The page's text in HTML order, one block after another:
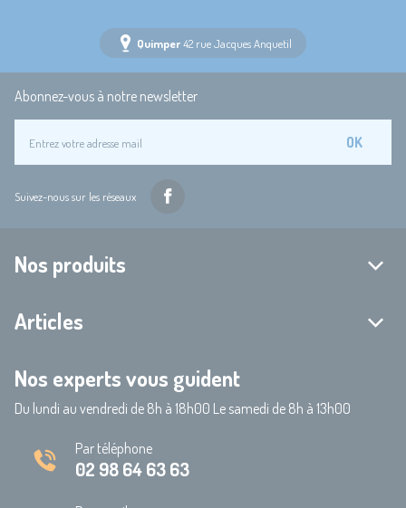
Quimper42 rue Jacques Anquetil
Abonnez-vous à notre newsletter
OK
Suivez-nous sur les réseaux
Nos produits
Articles
Nos experts vous guident
Du lundi au vendredi de 8h à 18h00 Le samedi de 8h à 13h00
Par téléphone
02 98 64 63 63